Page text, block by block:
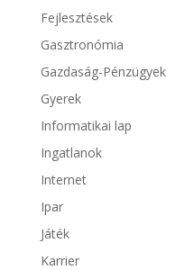
Fejlesztések
Gasztronómia
Gazdaság-Pénzügyek
Gyerek
Informatikai lap
Ingatlanok
Internet
Ipar
Játék
Karrier